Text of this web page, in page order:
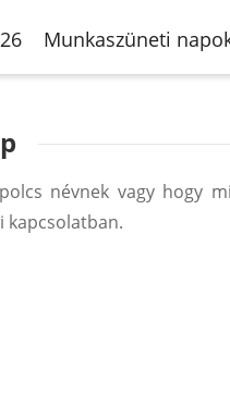
Munkaszüneti
névnek vagy hogy
kapcsolatban.